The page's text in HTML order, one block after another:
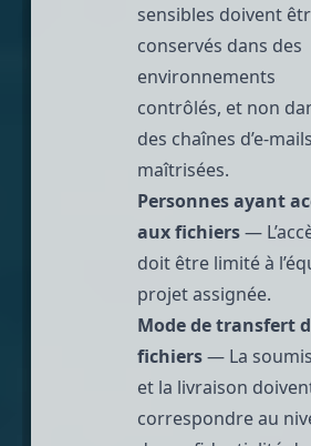
sensibles doivent
conservés dans des
environnements
contrôlés, et non
des chaînes d’e-
maîtrisées.
Personnes ayant
aux fichiers—
doit être limité à
projet assignée.
Mode de transfert
fichiers— La
et la livraison
correspondre au